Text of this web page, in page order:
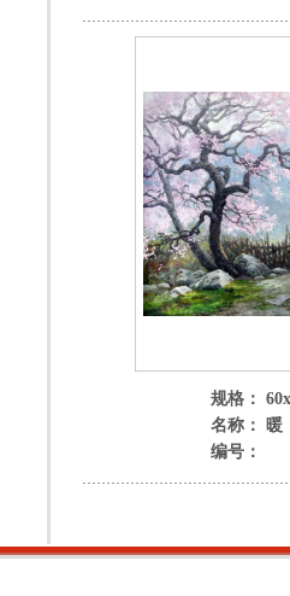
规格：
名称： 暖
编号：